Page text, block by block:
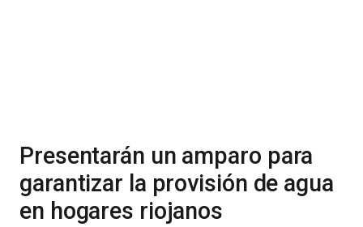
Presentarán un amparo para
garantizar la provisión de agua
en hogares riojanos